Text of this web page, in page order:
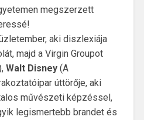
megszerzett
aki diszlexiája
majd a Virgin Groupot
Walt Disney(A
úttörője, aki
művészeti képzéssel,
legismertebb brandet és